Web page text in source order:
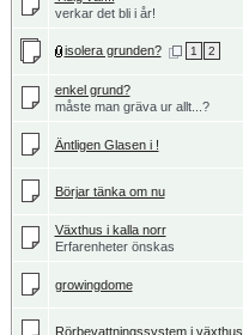
verkar det bli i år!
isolera grunden? 1 2
enkel grund?
måste man gräva ur allt...?
Äntligen Glasen i !
Börjar tänka om nu
Växthus i kalla norr
Erfarenheter önskas
growingdome
Rörbevattningssystem i växthus